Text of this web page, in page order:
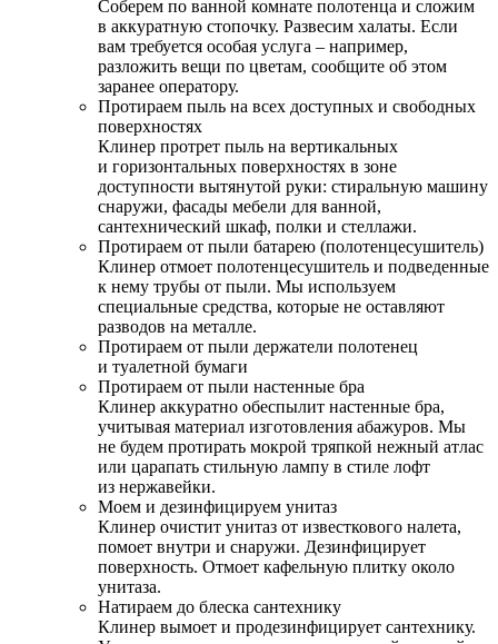
Соберем по ванной комнате полотенца и сложим
в аккуратную стопочку. Развесим халаты. Если
вам требуется особая услуга – например,
разложить вещи по цветам, сообщите об этом
заранее оператору.
Протираем пыль на всех доступных и свободных
поверхностях
Клинер протрет пыль на вертикальных
и горизонтальных поверхностях в зоне
доступности вытянутой руки: стиральную машину
снаружи, фасады мебели для ванной,
сантехнический шкаф, полки и стеллажи.
Протираем от пыли батарею (полотенцесушитель)
Клинер отмоет полотенцесушитель и подведенные
к нему трубы от пыли. Мы используем
специальные средства, которые не оставляют
разводов на металле.
Протираем от пыли держатели полотенец
и туалетной бумаги
Протираем от пыли настенные бра
Клинер аккуратно обеспылит настенные бра,
учитывая материал изготовления абажуров. Мы
не будем протирать мокрой тряпкой нежный атлас
или царапать стильную лампу в стиле лофт
из нержавейки.
Моем и дезинфицируем унитаз
Клинер очистит унитаз от известкового налета,
помоет внутри и снаружи. Дезинфицирует
поверхность. Отмоет кафельную плитку около
унитаза.
Натираем до блеска сантехнику
Клинер вымоет и продезинфицирует сантехнику.